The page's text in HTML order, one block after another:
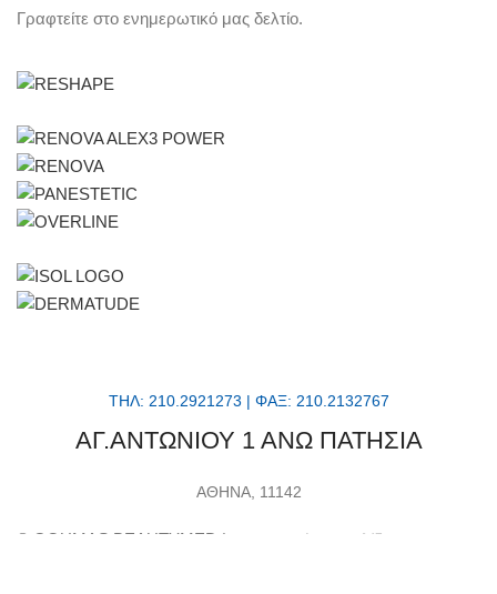
Γραφτείτε στο ενημερωτικό μας δελτίο.
ΤΗΛ: 210.2921273 | ΦΑΞ: 210.2132767
ΑΓ.ΑΝΤΩΝΙΟΥ 1 ΑΝΩ ΠΑΤΗΣΙΑ
ΑΘΗΝΑ, 11142
© GOUMAS BEAUTYMED |
κατασκευή ιστοσελίδας